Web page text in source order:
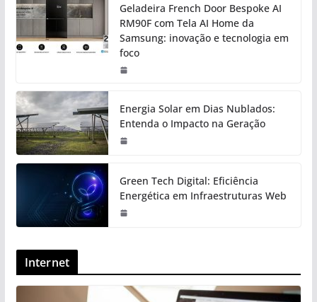
Geladeira French Door Bespoke AI
RM90F com Tela AI Home da
Samsung: inovação e tecnologia em
foco
Energia Solar em Dias Nublados:
Entenda o Impacto na Geração
Green Tech Digital: Eficiência
Energética em Infraestruturas Web
Internet